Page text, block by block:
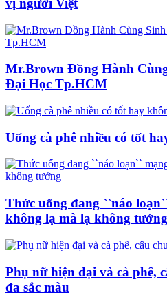
vị người Việt
Mr.Brown Đồng Hành
Đại Học Tp.HCM
Uống cà phê nhiều có tốt
Thức uống đang ``náo
không lạ mà lạ không tưởng
Phụ nữ hiện đại và cà phê,
đa sắc màu